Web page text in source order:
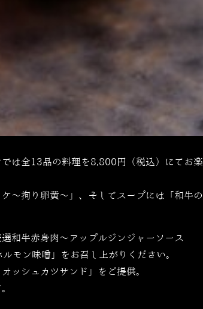
は全13品の料理を8,800円（税込）にてお楽
～拘り卵黄～」、そしてスープには「和牛の
和牛赤身肉～アップルジンジャーソース
モン味噌」をお召し上がりください。
ッシュカツサンド」をご提供。